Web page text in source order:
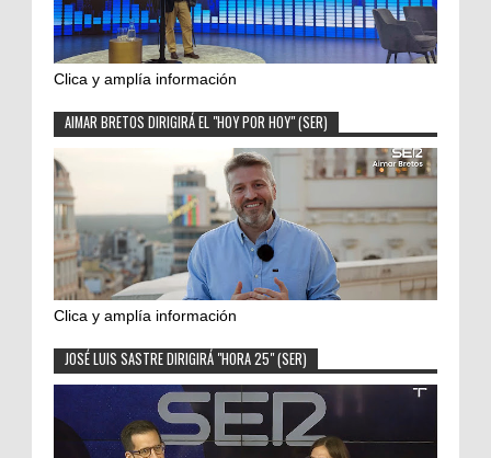
Clica y amplía información
AIMAR BRETOS DIRIGIRÁ EL "HOY POR HOY" (SER)
Clica y amplía información
JOSÉ LUIS SASTRE DIRIGIRÁ "HORA 25" (SER)